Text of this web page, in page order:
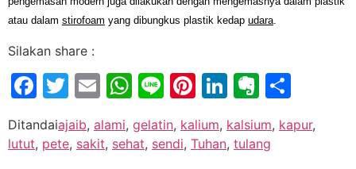
atau dalam stirofoam yang dibungkus plastik kedap udara
Silakan share :
Facebook
Twitter
EmailWhatsApp
LinePinterest
LinkedIn
Ditandaiajaib, alami, gelatin, kalium, kalsium, kapur,
lutut, pete, sakit, sehat, sendi, Tuhan, tulang